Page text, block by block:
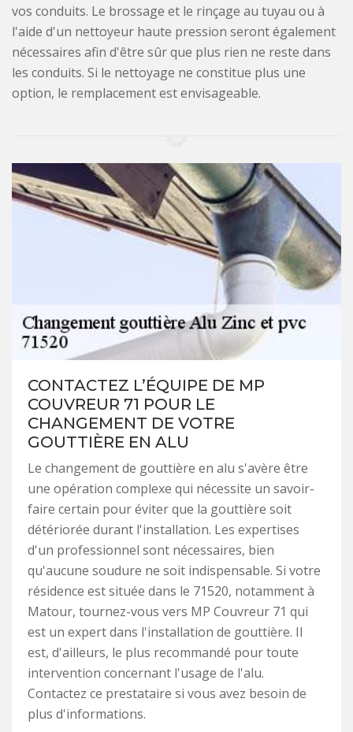
vos conduits. Le brossage et le rinçage au tuyau ou à
l'aide d'un nettoyeur haute pression seront également
nécessaires afin d'être sûr que plus rien ne reste dans
les conduits. Si le nettoyage ne constitue plus une
option, le remplacement est envisageable.
CONTACTEZ L’ÉQUIPE DE MP
COUVREUR 71 POUR LE
CHANGEMENT DE VOTRE
GOUTTIÈRE EN ALU
Le changement de gouttière en alu s'avère être
une opération complexe qui nécessite un savoir-
faire certain pour éviter que la gouttière soit
détériorée durant l'installation. Les expertises
d'un professionnel sont nécessaires, bien
qu'aucune soudure ne soit indispensable. Si votre
résidence est située dans le 71520, notamment à
Matour, tournez-vous vers MP Couvreur 71 qui
est un expert dans l'installation de gouttière. Il
est, d'ailleurs, le plus recommandé pour toute
intervention concernant l'usage de l'alu.
Contactez ce prestataire si vous avez besoin de
plus d'informations.